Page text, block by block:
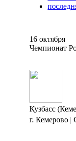
16 октября
Чемпионат
Кузбасс
г. Кемерово